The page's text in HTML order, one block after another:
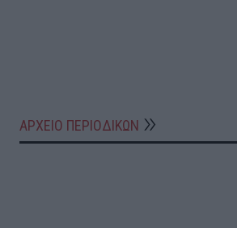
ΑΡΧΕΙΟ ΠΕΡΙΟΔΙΚΩΝ